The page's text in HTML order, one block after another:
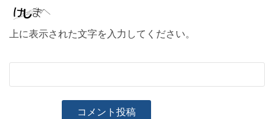
上に表示された文字を入力してください。